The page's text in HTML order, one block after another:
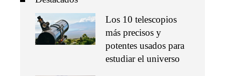
Los 10 telescopios
más precisos y
potentes usados para
estudiar el universo